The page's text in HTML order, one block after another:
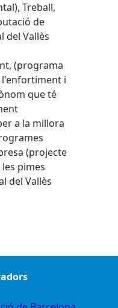
Treball,
de
del Vallès
(programa
l'enfortiment i
que té
a la millora
(projecte
pimes
del Vallès